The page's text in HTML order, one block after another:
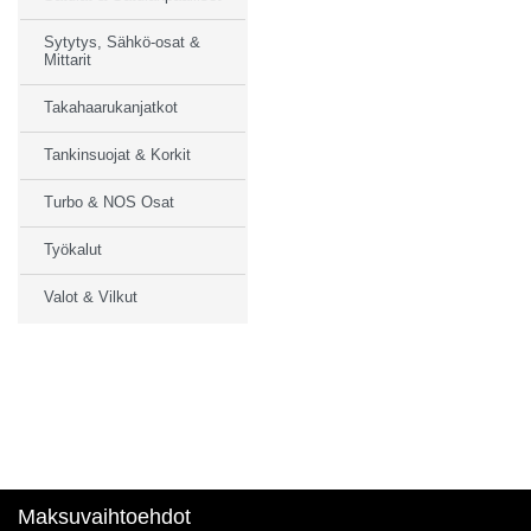
Sytytys, Sähkö-osat &
Mittarit
Takahaarukanjatkot
Tankinsuojat & Korkit
Turbo & NOS Osat
Työkalut
Valot & Vilkut
Maksuvaihtoehdot